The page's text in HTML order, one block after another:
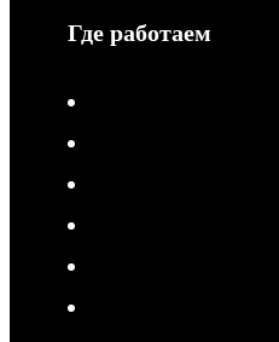
Где работаем